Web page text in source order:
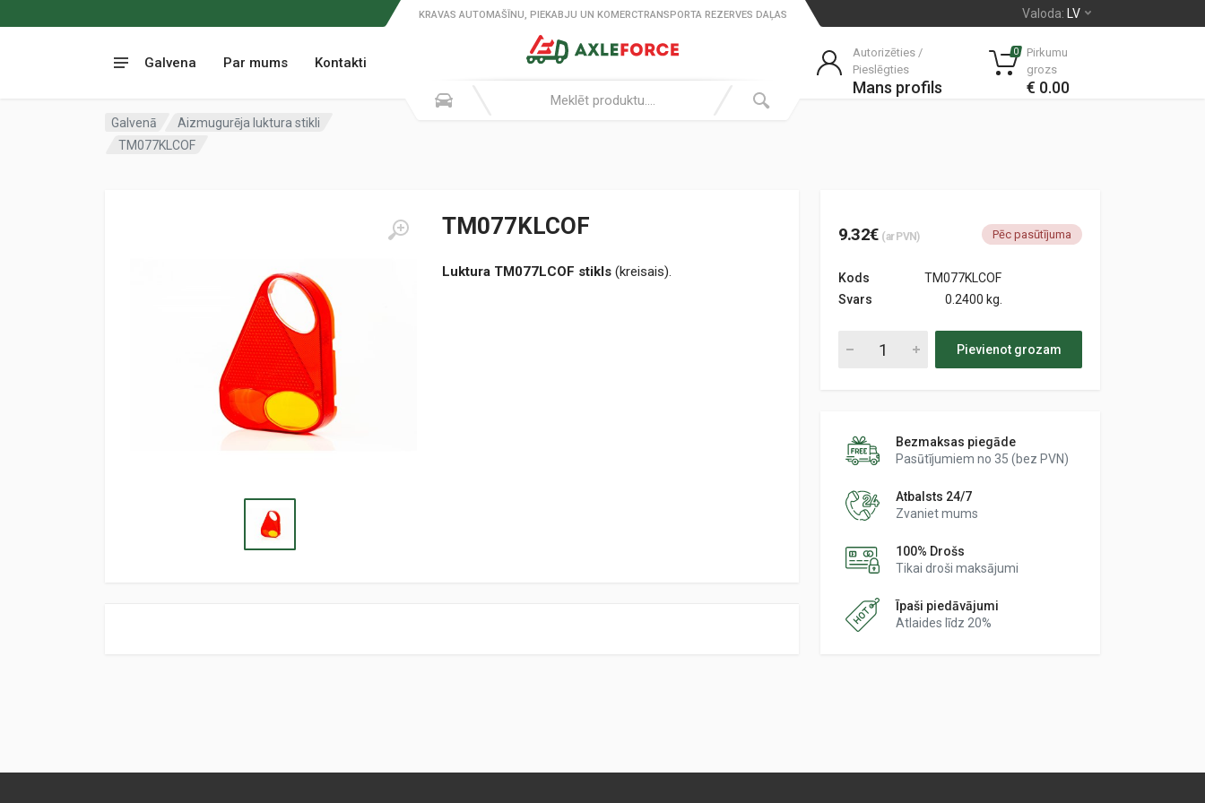
Valoda: LV
Galvena Par mums Kontakti
KRAVAS AUTOMAŠĪNU, PIEKABJU UN KOMERCTRANSPORTA REZERVES DAĻAS
Autorizēties /
Pieslēgties
Mans profils
0
Pirkumu
grozs
€ 0.00
Galvenā
Aizmugurēja luktura stikli
TM077KLCOF
TM077KLCOF
Luktura TM077LCOF stikls (kreisais).
9.32€ (ar PVN) Pēc pasūtījuma
Kods
TM077KLCOF
Svars
0.2400 kg.
Pievienot grozam
Bezmaksas piegāde
Pasūtījumiem no 35 (bez PVN)
Atbalsts 24/7
Zvaniet mums
100% Drošs
Tikai droši maksājumi
Īpaši piedāvājumi
Atlaides līdz 20%